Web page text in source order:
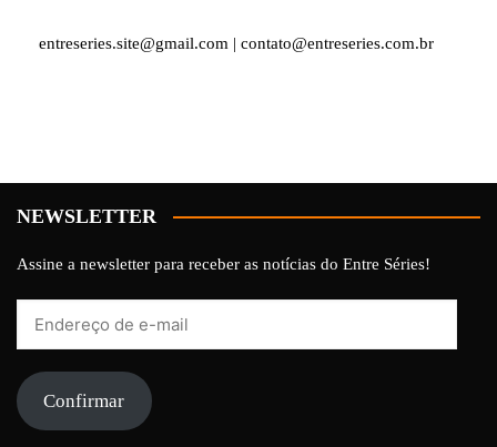
entreseries.site@gmail.com | contato@entreseries.com.br
NEWSLETTER
Assine a newsletter para receber as notícias do Entre Séries!
mail Confirmar